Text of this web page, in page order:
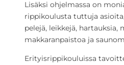
Lisäksi ohjelmassa on
rippikoulusta tuttuja
pelejä, leikkejä, hartauksia,
makkaranpaistoa ja
Erityisrippikouluissa